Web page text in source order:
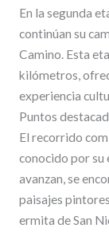
En la segunda
continúan su
Camino. Esta
kilómetros,
experiencia
Puntos
El recorrido
conocido por su
avanzan, se
paisajes
ermita de San